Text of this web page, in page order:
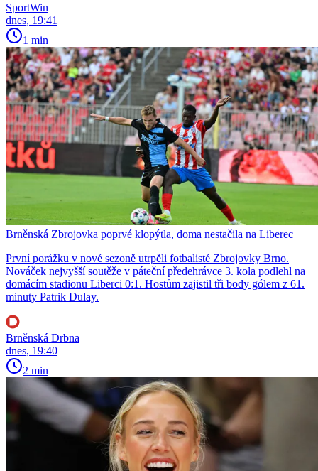
SportWin
dnes, 19:41
1 min
Brněnská Zbrojovka poprvé klopýtla, doma nestačila na Liberec
První porážku v nové sezoně utrpěli fotbalisté Zbrojovky Brno.
Nováček nejvyšší soutěže v páteční předehrávce 3. kola podlehl na
domácím stadionu Liberci 0:1. Hostům zajistil tři body gólem z 61.
minuty Patrik Dulay.
Brněnská Drbna
dnes, 19:40
2 min